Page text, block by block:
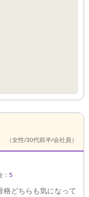
（女性/30代前半/会社員）
： 5
格どちらも気になって